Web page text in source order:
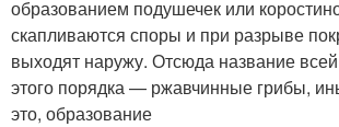
образованием подушечек или
скапливаются споры и при разрыве
выходят наружу. Отсюда название
этого порядка — ржавчинные грибы,
это, образование